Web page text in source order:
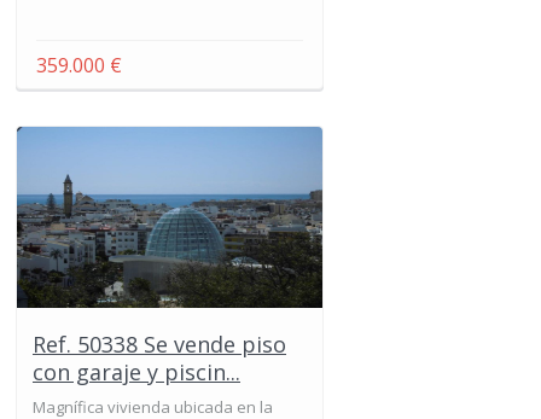
359.000 €
Ref. 50338 Se vende piso
con garaje y piscin...
Magnífica vivienda ubicada en la